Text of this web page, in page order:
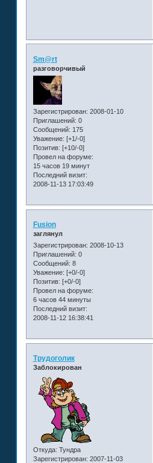
Sm@rt
разговорчивый
Зарегистрирован: 2008-01-10
Приглашений: 0
Сообщений: 175
Уважение: [+1/-0]
Позитив: [+10/-0]
Провел на форуме:
15 часов 19 минут
Последний визит:
2008-11-13 17:03:49
Fusion
заглянул
Зарегистрирован: 2008-10-13
Приглашений: 0
Сообщений: 8
Уважение: [+0/-0]
Позитив: [+0/-0]
Провел на форуме:
6 часов 44 минуты
Последний визит:
2008-11-12 16:38:41
Трудоголик
Заблокирован
Откуда: Тундра
Зарегистрирован: 2007-11-03